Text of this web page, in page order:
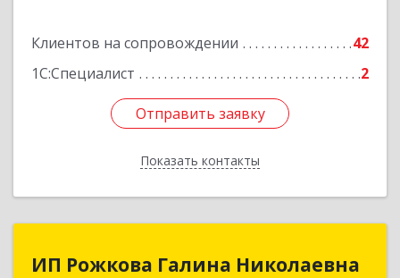
Клиентов на сопровождении
42
1С:Специалист
2
Отправить заявку
Показать контакты
Отправить заявку
Назад
ИП Рожкова Галина Николаевна